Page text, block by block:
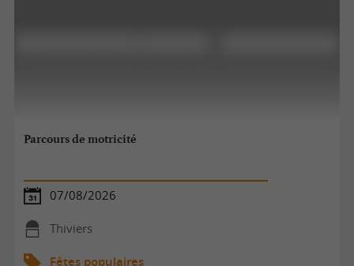
Parcours de motricité
07/08/2026
Thiviers
Fêtes populaires